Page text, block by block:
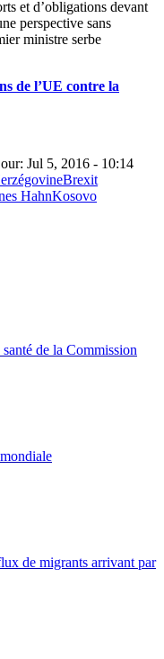
et d’obligations devant
perspective sans
ministre serbe
de l’UE contre la
Jul 5, 2016 - 10:14
Brexit
HahnKosovo
de la Commission
de migrants arrivant par